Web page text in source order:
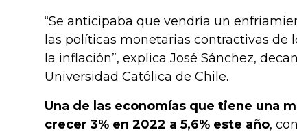
“Se anticipaba que vendría un
las políticas monetarias contractivas de
la inflación”, explica José Sánchez,
Universidad Católica de Chile.
Una de las economías que tiene una
crecer 3% en 2022 a 5,6% este año,